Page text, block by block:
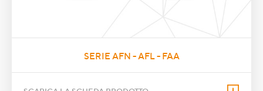
SERIE AFN - AFL - FAA